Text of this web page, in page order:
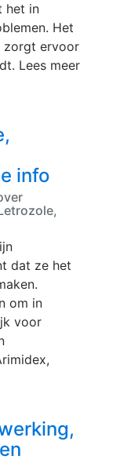
het in
Het
zorgt ervoor
Lees meer
info
dat ze het
om in
voor